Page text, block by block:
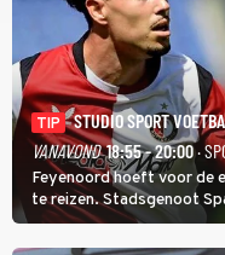
TIP
STUDIO SPORT
VANAVOND 18:55 - 20:00·
Feyenoord hoeft voor de
te reizen. Stadsgenoot
verderop. Feyenoord trok
KVC Westerlo uit België.